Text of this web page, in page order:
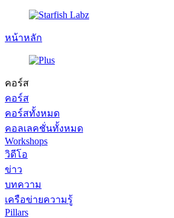
หน้าหลัก
คอร์ส
คอร์ส
คอร์สทั้งหมด
คอลเลคชั่นทั้งหมด
Workshops
วิดีโอ
ข่าว
บทความ
เครือข่ายความรู้
Pillars